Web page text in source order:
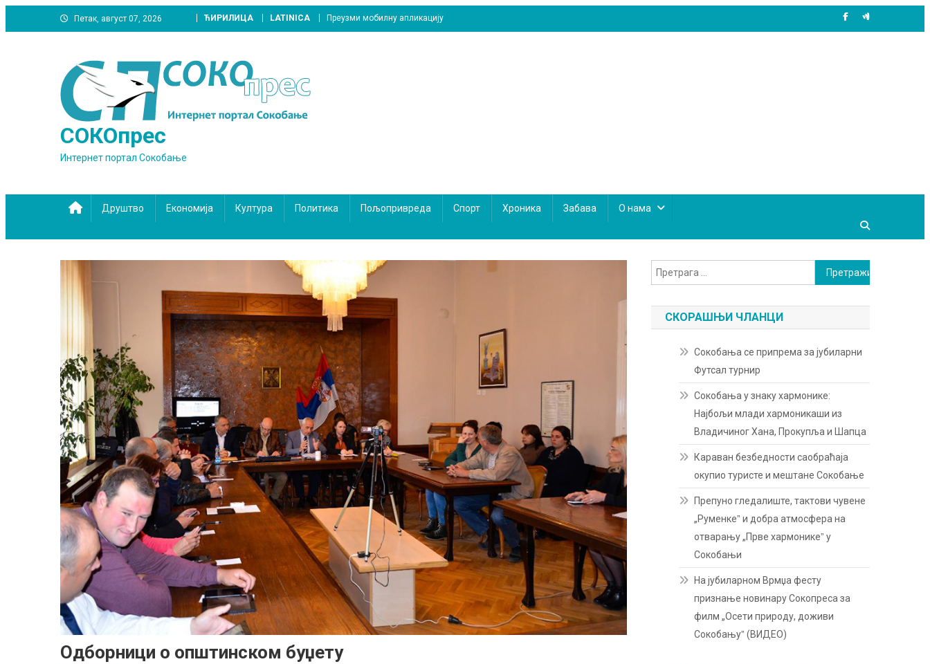
to
Петак, август 07, 2026 ЋИРИЛИЦА LATINICA Преузми мобилну апликацију
СОКОпрес
Интернет портал Сокобање
Друштво Економија Култура Политика Пољопривреда Спорт Хроника Забава О нама
Одборници о општинском буџету
Претрага
за:
СКОРАШЊИ ЧЛАНЦИ
Сокобања се припрема за јубиларни
Футсал турнир
Сокобања у знаку хармонике:
Најбољи млади хармоникаши из
Владичиног Хана, Прокупља и Шапца
Караван безбедности саобраћаја
окупио туристе и мештане Сокобање
Препуно гледалиште, тактови чувене
„Руменкеˮ и добра атмосфера на
отварању „Прве хармоникеˮ у
Сокобањи
На јубиларном Врмџа фесту
признање новинару Сокопреса за
филм „Осети природу, доживи
Сокобањуˮ (ВИДЕО)